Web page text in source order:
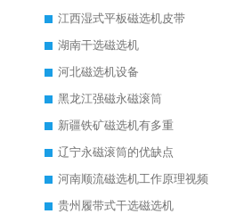
江西湿式平板磁选机皮带
湖南干选磁选机
河北磁选机设备
黑龙江强磁永磁滚筒
新疆铁矿磁选机有多重
辽宁永磁滚筒的优缺点
河南顺流磁选机工作原理视频
贵州履带式干选磁选机